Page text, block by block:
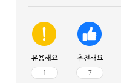
유용해요
1
추천해요
7